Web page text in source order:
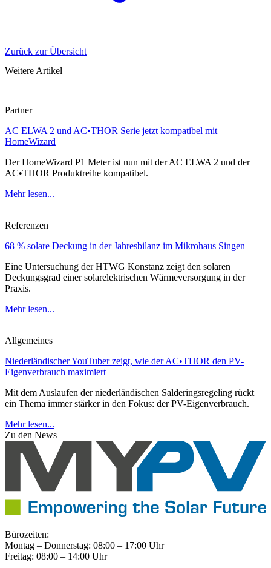
Zurück zur Übersicht
Weitere Artikel
Partner
AC ELWA 2 und AC•THOR Serie jetzt kompatibel mit
HomeWizard
Der HomeWizard P1 Meter ist nun mit der AC ELWA 2 und der
AC•THOR Produktreihe kompatibel.
Mehr lesen...
Referenzen
68 % solare Deckung in der Jahresbilanz im Mikrohaus Singen
Eine Untersuchung der HTWG Konstanz zeigt den solaren
Deckungsgrad einer solarelektrischen Wärmeversorgung in der
Praxis.
Mehr lesen...
Allgemeines
Niederländischer YouTuber zeigt, wie der AC•THOR den PV-
Eigenverbrauch maximiert
Mit dem Auslaufen der niederländischen Salderingsregeling rückt
ein Thema immer stärker in den Fokus: der PV-Eigenverbrauch.
Mehr lesen...
Zu den News
Bürozeiten:
Montag – Donnerstag: 08:00 – 17:00 Uhr
Freitag: 08:00 – 14:00 Uhr